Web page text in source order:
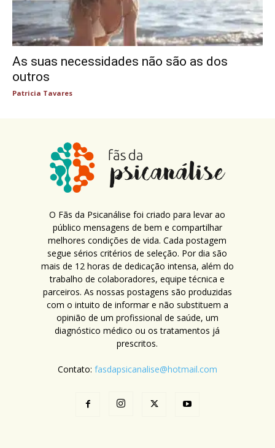
As suas necessidades não são as dos
outros
Patricia Tavares
O Fãs da Psicanálise foi criado para levar ao
público mensagens de bem e compartilhar
melhores condições de vida. Cada postagem
segue sérios critérios de seleção. Por dia são
mais de 12 horas de dedicação intensa, além do
trabalho de colaboradores, equipe técnica e
parceiros. As nossas postagens são produzidas
com o intuito de informar e não substituem a
opinião de um profissional de saúde, um
diagnóstico médico ou os tratamentos já
prescritos.
Contato: fasdapsicanalise@hotmail.com